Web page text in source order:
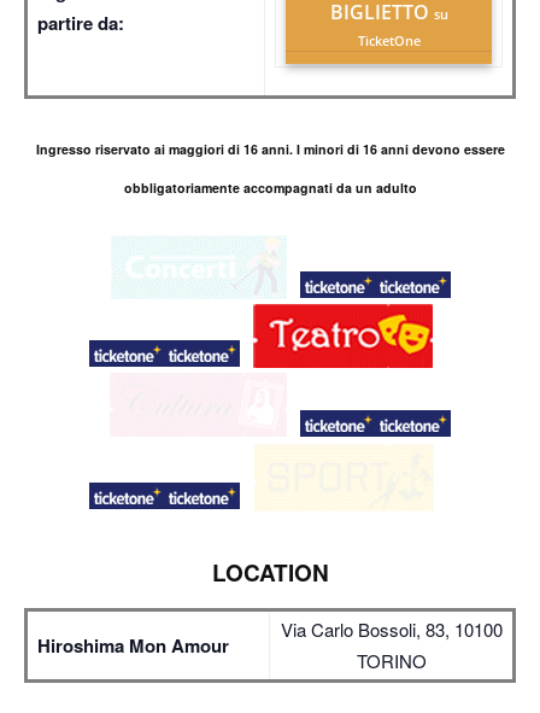
partire da:
BIGLIETTO su
TicketOne
Ingresso riservato ai maggiori di 16 anni. I minori di 16 anni devono essere
obbligatoriamente accompagnati da un adulto
LOCATION
Hiroshima Mon Amour
Via Carlo Bossoli, 83, 10100
TORINO